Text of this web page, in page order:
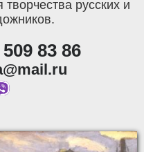
русских и
83 86